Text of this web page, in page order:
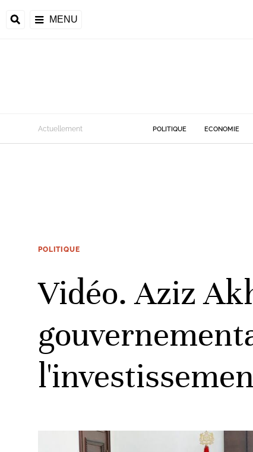
MENU
Actuellement POLITIQUE ECONOMIE
POLITIQUE
Vidéo. Aziz